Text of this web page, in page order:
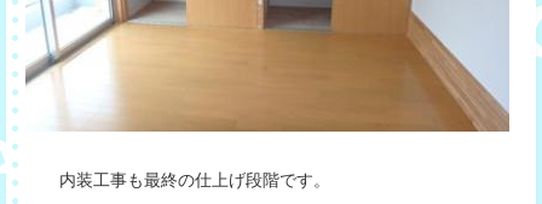
内装工事も最終の仕上げ段階です。